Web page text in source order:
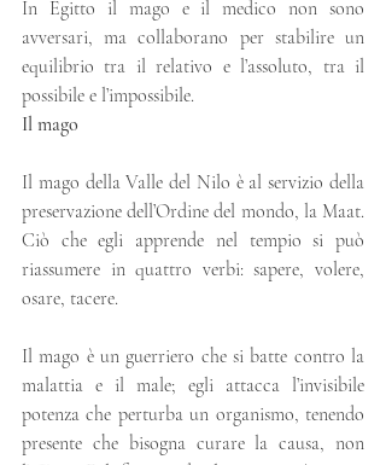
In Egitto il mago e il medico non sono
avversari, ma collaborano per stabilire un
equilibrio tra il relativo e l’assoluto, tra il
possibile e l’impossibile.
Il mago
Il mago della Valle del Nilo è al servizio della
preservazione dell’Ordine del mondo, la Maat.
Ciò che egli apprende nel tempio si può
riassumere in quattro verbi: sapere, volere,
osare, tacere.
Il mago è un guerriero che si batte contro la
malattia e il male; egli attacca l’invisibile
potenza che perturba un organismo, tenendo
presente che bisogna curare la causa, non